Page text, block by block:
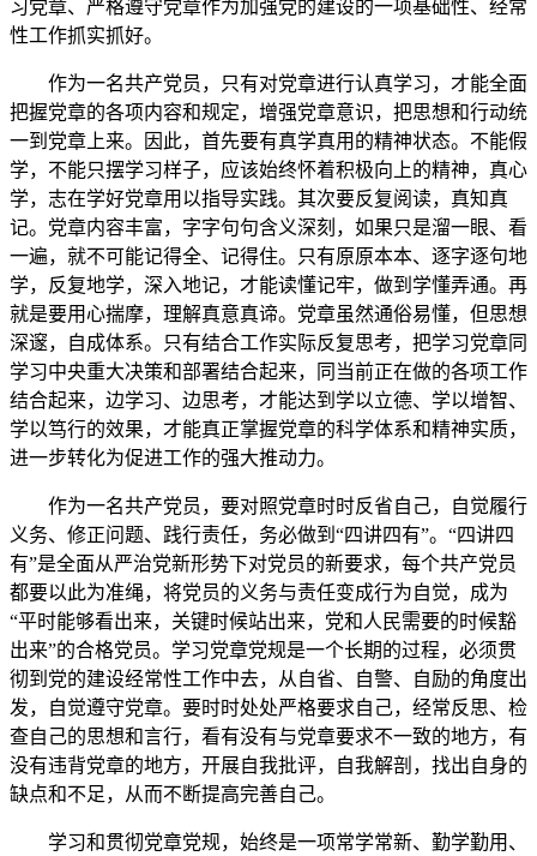
习党章、严格遵守党章作为加强党的建设的一项基础性、经常
性工作抓实抓好。
作为一名共产党员，只有对党章进行认真学习，才能全面
把握党章的各项内容和规定，增强党章意识，把思想和行动统
一到党章上来。因此，首先要有真学真用的精神状态。不能假
学，不能只摆学习样子，应该始终怀着积极向上的精神，真心
学，志在学好党章用以指导实践。其次要反复阅读，真知真
记。党章内容丰富，字字句句含义深刻，如果只是溜一眼、看
一遍，就不可能记得全、记得住。只有原原本本、逐字逐句地
学，反复地学，深入地记，才能读懂记牢，做到学懂弄通。再
就是要用心揣摩，理解真意真谛。党章虽然通俗易懂，但思想
深邃，自成体系。只有结合工作实际反复思考，把学习党章同
学习中央重大决策和部署结合起来，同当前正在做的各项工作
结合起来，边学习、边思考，才能达到学以立德、学以增智、
学以笃行的效果，才能真正掌握党章的科学体系和精神实质，
进一步转化为促进工作的强大推动力。
作为一名共产党员，要对照党章时时反省自己，自觉履行
义务、修正问题、践行责任，务必做到“四讲四有”。“四讲四
有”是全面从严治党新形势下对党员的新要求，每个共产党员
都要以此为准绳，将党员的义务与责任变成行为自觉，成为
“平时能够看出来，关键时候站出来，党和人民需要的时候豁
出来”的合格党员。学习党章党规是一个长期的过程，必须贯
彻到党的建设经常性工作中去，从自省、自警、自励的角度出
发，自觉遵守党章。要时时处处严格要求自己，经常反思、检
查自己的思想和言行，看有没有与党章要求不一致的地方，有
没有违背党章的地方，开展自我批评，自我解剖，找出自身的
缺点和不足，从而不断提高完善自己。
学习和贯彻党章党规，始终是一项常学常新、勤学勤用、